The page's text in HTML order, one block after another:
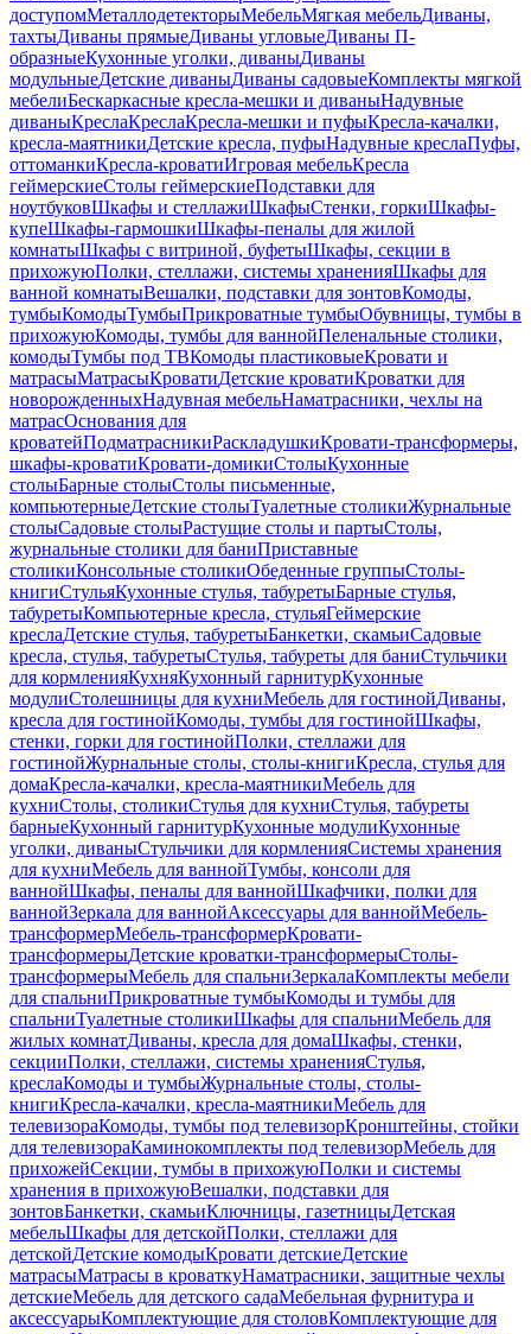
доступомМеталлодетекторыМебельМягкая мебельДиваны,
тахтыДиваны прямыеДиваны угловыеДиваны П-
образныеКухонные уголки, диваныДиваны
модульныеДетские диваныДиваны садовыеКомплекты мягкой
мебелиБескаркасные кресла-мешки и диваныНадувные
диваныКреслаКреслаКресла-мешки и пуфыКресла-качалки,
кресла-маятникиДетские кресла, пуфыНадувные креслаПуфы,
оттоманкиКресла-кроватиИгровая мебельКресла
геймерскиеСтолы геймерскиеПодставки для
ноутбуковШкафы и стеллажиШкафыСтенки, горкиШкафы-
купеШкафы-гармошкиШкафы-пеналы для жилой
комнатыШкафы с витриной, буфетыШкафы, секции в
прихожуюПолки, стеллажи, системы храненияШкафы для
ванной комнатыВешалки, подставки для зонтовКомоды,
тумбыКомодыТумбыПрикроватные тумбыОбувницы, тумбы в
прихожуюКомоды, тумбы для ваннойПеленальные столики,
комодыТумбы под ТВКомоды пластиковыеКровати и
матрасыМатрасыКроватиДетские кроватиКроватки для
новорожденныхНадувная мебельНаматрасники, чехлы на
матрасОснования для
кроватейПодматрасникиРаскладушкиКровати-трансформеры,
шкафы-кроватиКровати-домикиСтолыКухонные
столыБарные столыСтолы письменные,
компьютерныеДетские столыТуалетные столикиЖурнальные
столыСадовые столыРастущие столы и партыСтолы,
журнальные столики для баниПриставные
столикиКонсольные столикиОбеденные группыСтолы-
книгиСтульяКухонные стулья, табуретыБарные стулья,
табуретыКомпьютерные кресла, стульяГеймерские
креслаДетские стулья, табуретыБанкетки, скамьиСадовые
кресла, стулья, табуретыСтулья, табуреты для баниСтульчики
для кормленияКухняКухонный гарнитурКухонные
модулиСтолешницы для кухниМебель для гостинойДиваны,
кресла для гостинойКомоды, тумбы для гостинойШкафы,
стенки, горки для гостинойПолки, стеллажи для
гостинойЖурнальные столы, столы-книгиКресла, стулья для
домаКресла-качалки, кресла-маятникиМебель для
кухниСтолы, столикиСтулья для кухниСтулья, табуреты
барныеКухонный гарнитурКухонные модулиКухонные
уголки, диваныСтульчики для кормленияСистемы хранения
для кухниМебель для ваннойТумбы, консоли для
ваннойШкафы, пеналы для ваннойШкафчики, полки для
ваннойЗеркала для ваннойАксессуары для ваннойМебель-
трансформерМебель-трансформерКровати-
трансформерыДетские кроватки-трансформерыСтолы-
трансформерыМебель для спальниЗеркалаКомплекты мебели
для спальниПрикроватные тумбыКомоды и тумбы для
спальниТуалетные столикиШкафы для спальниМебель для
жилых комнатДиваны, кресла для домаШкафы, стенки,
секцииПолки, стеллажи, системы храненияСтулья,
креслаКомоды и тумбыЖурнальные столы, столы-
книгиКресла-качалки, кресла-маятникиМебель для
телевизораКомоды, тумбы под телевизорКронштейны, стойки
для телевизораКаминокомплекты под телевизорМебель для
прихожейСекции, тумбы в прихожуюПолки и системы
хранения в прихожуюВешалки, подставки для
зонтовБанкетки, скамьиКлючницы, газетницыДетская
мебельШкафы для детскойПолки, стеллажи для
детскойДетские комодыКровати детскиеДетские
матрасыМатрасы в кроваткуНаматрасники, защитные чехлы
детскиеМебель для детского садаМебельная фурнитура и
аксессуарыКомплектующие для столовКомплектующие для